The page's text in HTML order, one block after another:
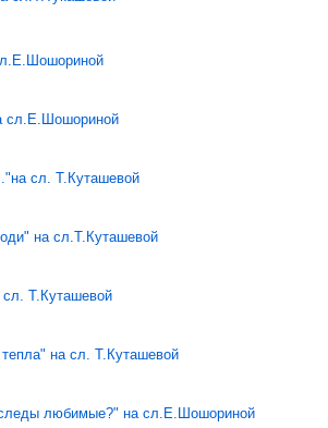
сл.Е.Шошориной
сл. Т.Куташевой
на сл.Т.Куташевой
Т.Куташевой
на сл. Т.Куташевой
любимые?" на сл.Е.Шошориной